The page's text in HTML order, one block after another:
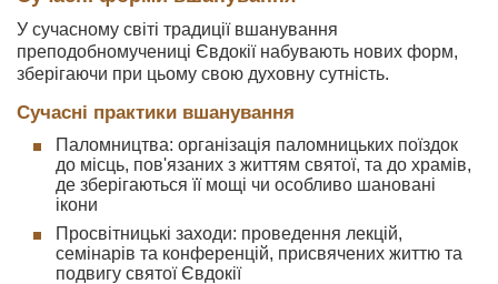
У сучасному світі традиції вшанування
преподобномучениці Євдокії набувають нових форм,
зберігаючи при цьому свою духовну сутність.
Сучасні практики вшанування
Паломництва: організація паломницьких поїздок
до місць, пов'язаних з життям святої, та до храмів,
де зберігаються її мощі чи особливо шановані
ікони
Просвітницькі заходи: проведення лекцій,
семінарів та конференцій, присвячених життю та
подвигу святої Євдокії